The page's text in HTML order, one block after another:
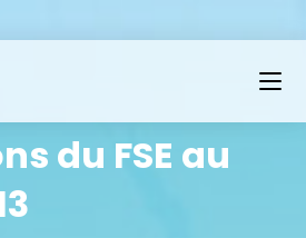
du FSE au